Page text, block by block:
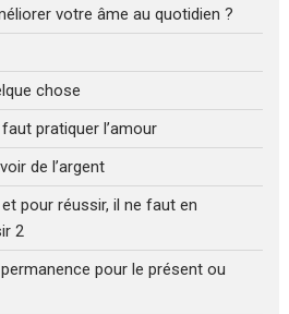
votre âme au quotidien ?
chose
pratiquer l’amour
de l’argent
pour réussir, il ne faut en
2
pour le présent ou